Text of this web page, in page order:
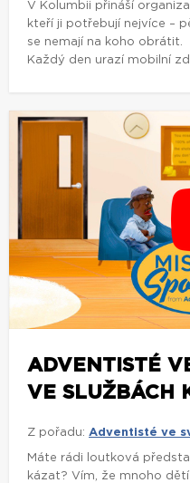
V Kolumbii přináší
kteří ji potřebují nejvíce –
se nemají na koho obrátit.
Každý den urazí mobilní
ADVENTISTÉ
VE SLUŽBÁCH
Z pořadu: Adventisté ve
Máte rádi loutková
kázat? Vím, že mnoho